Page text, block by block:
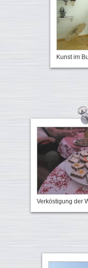
Kunst im
Verköstigung der